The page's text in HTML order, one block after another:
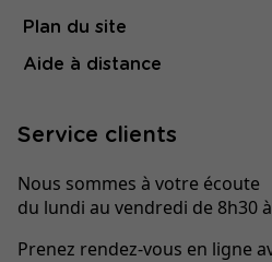
Plan du site
Aide à distance
Service clients
Nous sommes à votre écoute
du lundi au vendredi de 8h30
Prenez rendez-vous en ligne